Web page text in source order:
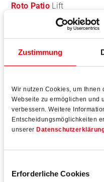
Zustimmung
Wir nutzen Cookies, um
Webseite zu ermöglichen und
verbessern. Weitere
Entscheidungsmöglichkeiten
unserer
Erforderliche Cookies
Roto Patio Lift
Das vielseitige
Schiebeelemente
Mehr erfahren